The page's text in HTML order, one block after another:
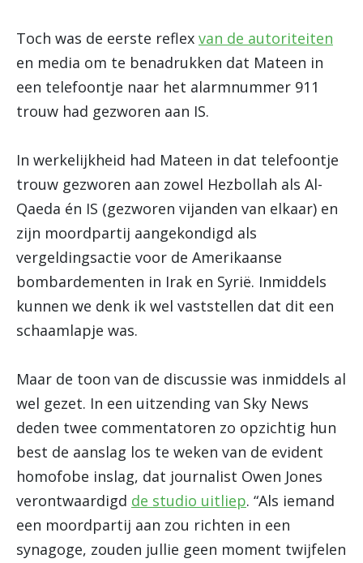
Toch was de eerste reflex van de autoriteiten
en media om te benadrukken dat Mateen in
een telefoontje naar het alarmnummer 911
trouw had gezworen aan IS.
In werkelijkheid had Mateen in dat telefoontje
trouw gezworen aan zowel Hezbollah als Al-
Qaeda én IS (gezworen vijanden van elkaar) en
zijn moordpartij aangekondigd als
vergeldingsactie voor de Amerikaanse
bombardementen in Irak en Syrië. Inmiddels
kunnen we denk ik wel vaststellen dat dit een
schaamlapje was.
Maar de toon van de discussie was inmiddels al
wel gezet. In een uitzending van Sky News
deden twee commentatoren zo opzichtig hun
best de aanslag los te weken van de evident
homofobe inslag, dat journalist Owen Jones
verontwaardigd de studio uitliep. “Als iemand
een moordpartij aan zou richten in een
synagoge, zouden jullie geen moment twijfelen